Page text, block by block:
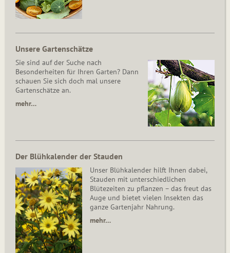
Unsere Gartenschätze
Sie sind auf der Suche nach
Besonderheiten für Ihren Garten? Dann
schauen Sie sich doch mal unsere
Gartenschätze an.
mehr…
Der Blühkalender der Stauden
Unser Blühkalender hilft Ihnen dabei,
Stauden mit unterschiedlichen
Blütezeiten zu pflanzen – das freut das
Auge und bietet vielen Insekten das
ganze Gartenjahr Nahrung.
mehr…